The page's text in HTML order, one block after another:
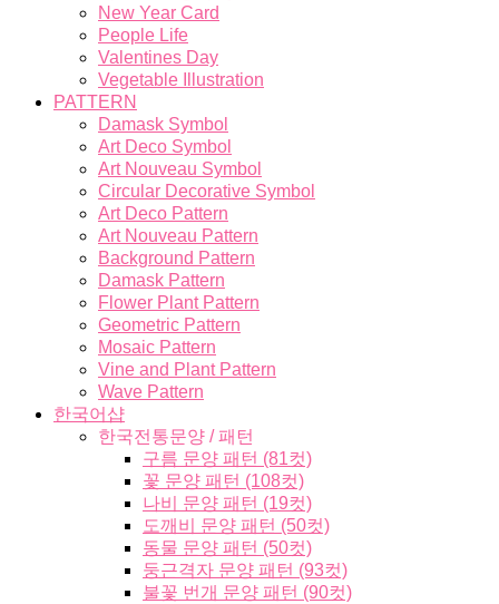
New Year Card
People Life
Valentines Day
Vegetable Illustration
PATTERN
Damask Symbol
Art Deco Symbol
Art Nouveau Symbol
Circular Decorative Symbol
Art Deco Pattern
Art Nouveau Pattern
Background Pattern
Damask Pattern
Flower Plant Pattern
Geometric Pattern
Mosaic Pattern
Vine and Plant Pattern
Wave Pattern
한국어샵
한국전통문양 / 패턴
구름 문양 패턴 (81컷)
꽃 문양 패턴 (108컷)
나비 문양 패턴 (19컷)
도깨비 문양 패턴 (50컷)
동물 문양 패턴 (50컷)
둥근격자 문양 패턴 (93컷)
불꽃 번개 문양 패턴 (90컷)